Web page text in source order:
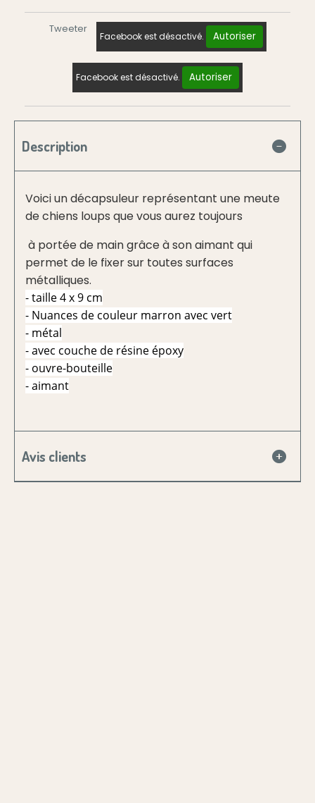
Tweeter
Facebook est désactivé. Autoriser
Facebook est désactivé. Autoriser
Description
Voici un décapsuleur représentant une meute
de chiens loups que vous aurez toujours
à portée de main grâce à son aimant qui
permet de le fixer sur toutes surfaces
métalliques.
- taille 4 x 9 cm
- Nuances de couleur marron avec vert
- métal
- avec couche de résine époxy
- ouvre-bouteille
- aimant
Avis clients